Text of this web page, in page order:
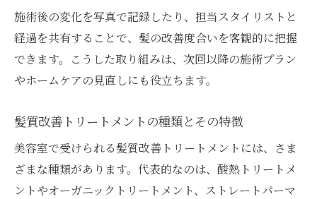
施術後の変化を写真で記録したり、担当スタイリストと
経過を共有することで、髪の改善度合いを客観的に把握
できます。こうした取り組みは、次回以降の施術プラン
やホームケアの見直しにも役立ちます。
髪質改善トリートメントの種類とその特徴
美容室で受けられる髪質改善トリートメントには、さま
ざまな種類があります。代表的なのは、酸熱トリートメ
ントやオーガニックトリートメント、ストレートパーマ